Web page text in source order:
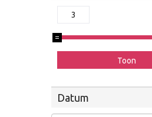
Datum